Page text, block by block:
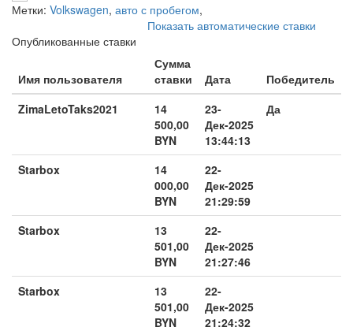
Метки: Volkswagen, авто с пробегом,
Показать автоматические ставки
Опубликованные ставки
Имя пользователя
Сумма
ставки
Дата
Победитель
ZimaLetoTaks2021
14
500,00
BYN
23-
Дек-2025
13:44:13
Да
Starbox
14
000,00
BYN
22-
Дек-2025
21:29:59
Starbox
13
501,00
BYN
22-
Дек-2025
21:27:46
Starbox
13
501,00
BYN
22-
Дек-2025
21:24:32